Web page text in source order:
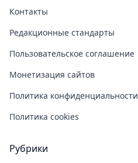
Контакты
Редакционные стандарты
Пользовательское соглашение
Монетизация сайтов
Политика конфиденциальности
Политика cookies
Рубрики